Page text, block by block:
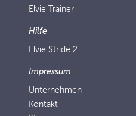
Elvie Trainer
Hilfe
Elvie Stride 2
Impressum
Unternehmen
Kontakt